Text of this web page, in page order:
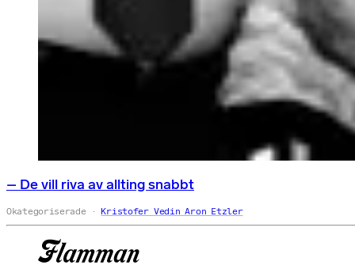
– De vill riva av allting snabbt
Okategoriserade Kristofer Vedin Aron Etzler